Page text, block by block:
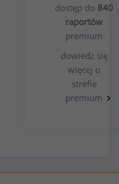
dostęp do 840
raportów
premium
dowiedz się
więcej o
strefie
premium